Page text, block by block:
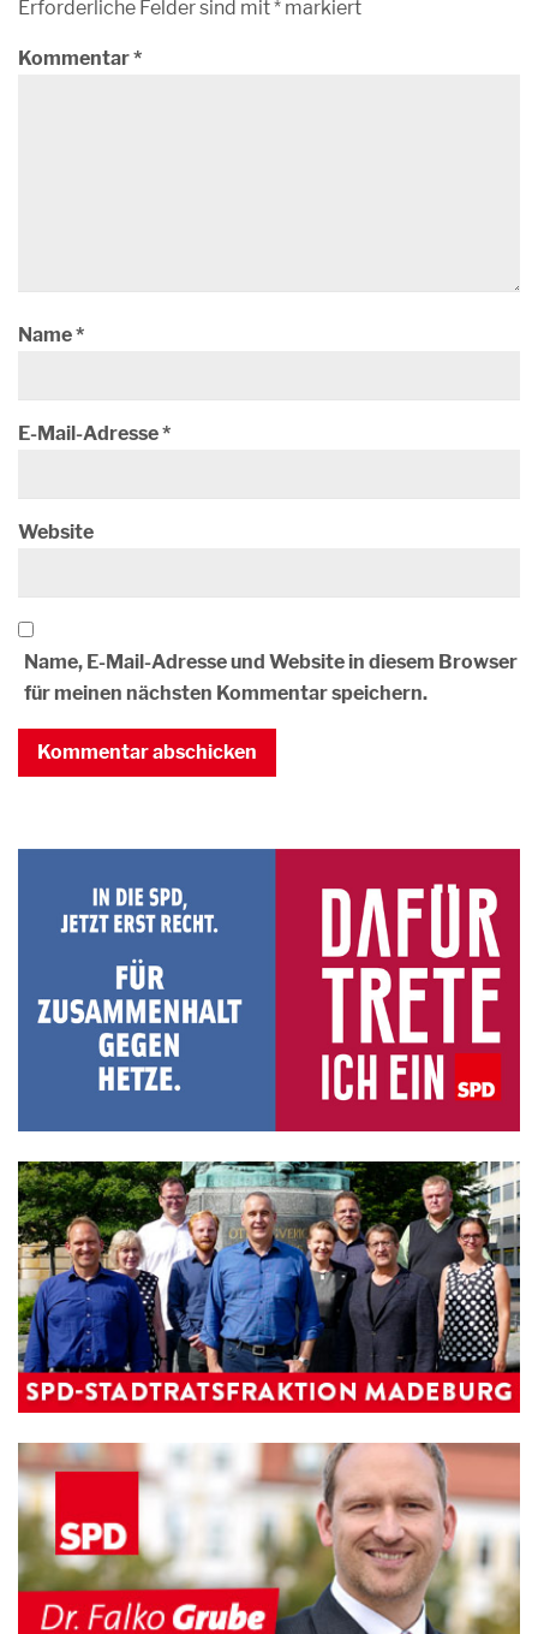
Erforderliche Felder sind mit* markiert
Kommentar*
Name*
E-Mail-Adresse*
Website
Name, E-Mail-Adresse und Website in diesem Browser
für meinen nächsten Kommentar speichern.